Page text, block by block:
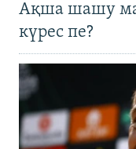
Ақша шашу
күрес пе?